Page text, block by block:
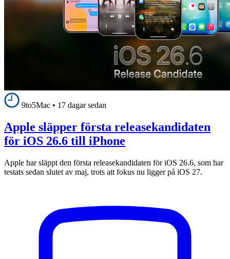
9to5Mac • 17 dagar sedan
Apple släpper första releasekandidaten
för iOS 26.6 till iPhone
Apple har släppt den första releasekandidaten för iOS 26.6, som har
testats sedan slutet av maj, trots att fokus nu ligger på iOS 27.